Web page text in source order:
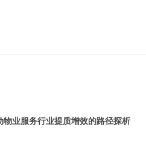
业服务行业提质增效的路径探析